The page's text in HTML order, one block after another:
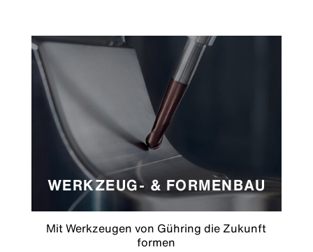
WERKZEUG- & FORMENBAU
Mit Werkzeugen von Gühring die Zukunft
formen